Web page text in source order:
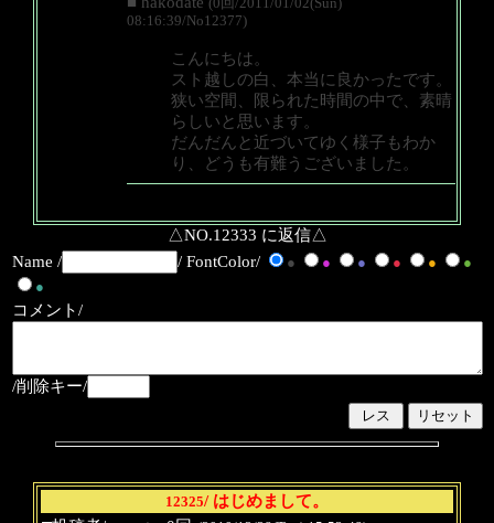
(0回/2011/01/02(Sun)
08:16:39/No12377)
こんにちは。
スト越しの白、本当に良かったです。
狭い空間、限られた時間の中で、素晴
らしいと思います。
だんだんと近づいてゆく様子もわか
り、どうも有難うございました。
△NO.12333 に返信△
Name /
/ FontColor/ ● ● ● ● ●
●
●
コメント/
/削除キー/
12325/ はじめまして。